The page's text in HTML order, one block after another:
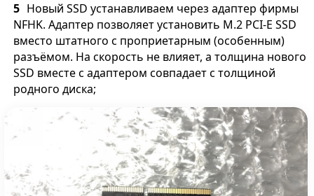
Новый SSD устанавливаем через адаптер фирмы
NFHK. Адаптер позволяет установить M.2 PCI-E SSD
вместо штатного с проприетарным (особенным)
разъёмом. На скорость не влияет, а толщина нового
SSD вместе с адаптером совпадает с толщиной
родного диска;